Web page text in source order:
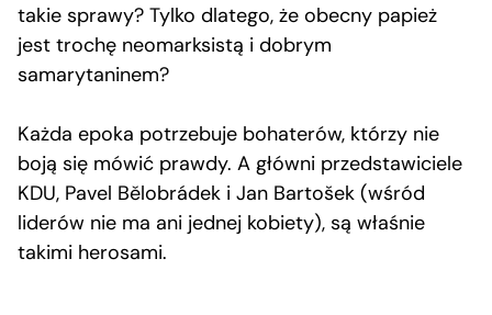
takie sprawy? Tylko dlatego, że obecny papież
jest trochę neomarksistą i dobrym
samarytaninem?
Każda epoka potrzebuje bohaterów, którzy nie
boją się mówić prawdy. A główni przedstawiciele
KDU, Pavel Bělobrádek i Jan Bartošek (wśród
liderów nie ma ani jednej kobiety), są właśnie
takimi herosami.